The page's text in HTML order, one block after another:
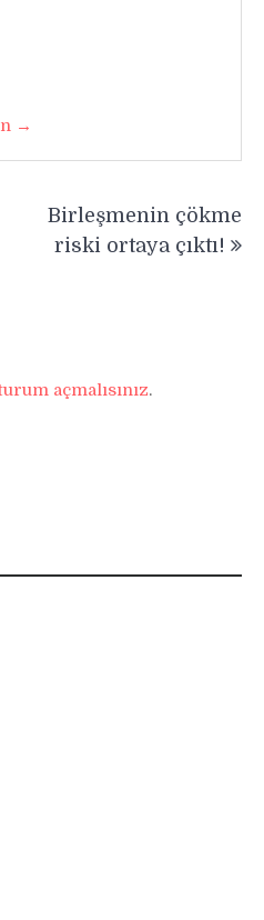
→
Birleşmenin çökme
riski ortaya çıktı!
açmalısınız.